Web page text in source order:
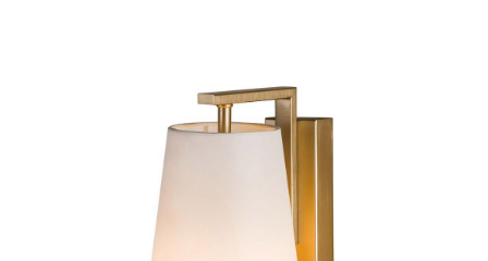
Потолочные светильники
Бра и настенные светильники
Настольные лампы
Уличное освещение